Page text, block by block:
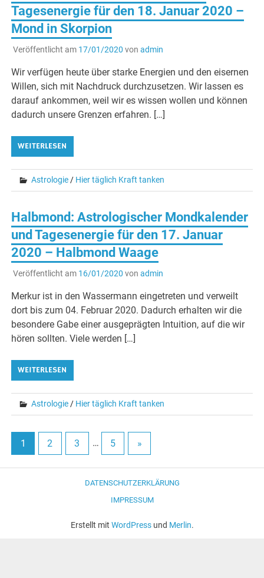
Tagesenergie für den 18. Januar 2020 –
Mond in Skorpion
Veröffentlicht am 17/01/2020 von admin
Wir verfügen heute über starke Energien und den eisernen
Willen, sich mit Nachdruck durchzusetzen. Wir lassen es
darauf ankommen, weil wir es wissen wollen und können
dadurch unsere Grenzen erfahren. […]
WEITERLESEN
Astrologie / Hier täglich Kraft tanken
Halbmond: Astrologischer Mondkalender
und Tagesenergie für den 17. Januar
2020 – Halbmond Waage
Veröffentlicht am 16/01/2020 von admin
Merkur ist in den Wassermann eingetreten und verweilt
dort bis zum 04. Februar 2020. Dadurch erhalten wir die
besondere Gabe einer ausgeprägten Intuition, auf die wir
hören sollten. Viele werden […]
WEITERLESEN
Astrologie / Hier täglich Kraft tanken
1 2 3 … 5 »
DATENSCHUTZERKLÄRUNG
IMPRESSUM
Erstellt mit WordPressund Merlin.